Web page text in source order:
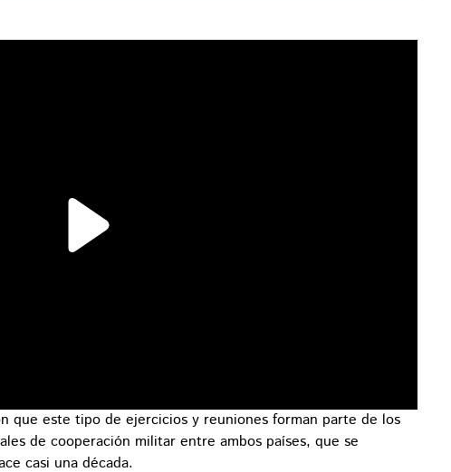
que este tipo de ejercicios y reuniones forman parte de los
de cooperación militar entre ambos países, que se
casi una década.